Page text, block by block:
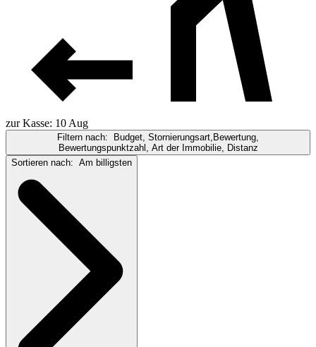
zur Kasse: 10 Aug
Filtern nach:
Budget, Stornierungsart,Bewertung,
Bewertungspunktzahl, Art der Immobilie, Distanz
Sortieren nach: Am billigsten